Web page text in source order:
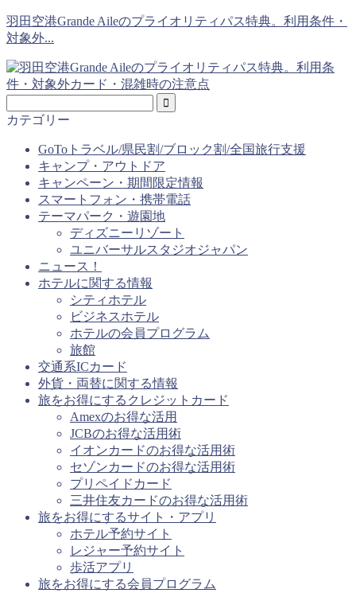
羽田空港Grande Aileのプライオリティパス特典。利用条件・
対象外...
カテゴリー
GoToトラベル/県民割/ブロック割/全国旅行支援
キャンプ・アウトドア
キャンペーン・期間限定情報
スマートフォン・携帯電話
テーマパーク・遊園地
ディズニーリゾート
ユニバーサルスタジオジャパン
ニュース！
ホテルに関する情報
シティホテル
ビジネスホテル
ホテルの会員プログラム
旅館
交通系ICカード
外貨・両替に関する情報
旅をお得にするクレジットカード
Amexのお得な活用
JCBのお得な活用術
イオンカードのお得な活用術
セゾンカードのお得な活用術
プリペイドカード
三井住友カードのお得な活用術
旅をお得にするサイト・アプリ
ホテル予約サイト
レジャー予約サイト
歩活アプリ
旅をお得にする会員プログラム